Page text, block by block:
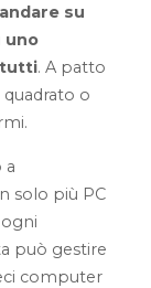
su
uno
tutti. A patto
o
a
solo più PC
può gestire
computer